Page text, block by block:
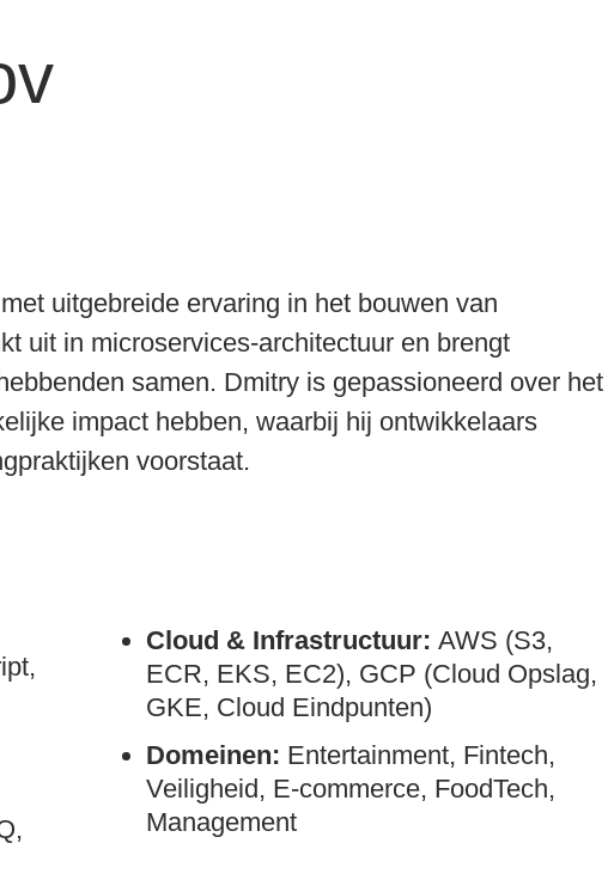
uitgebreide ervaring in het bouwen van
uit in microservices-architectuur en brengt
samen. Dmitry is gepassioneerd over het
impact hebben, waarbij hij ontwikkelaars
voorstaat.
Cloud & Infrastructuur: AWS (S3,
ECR, EKS, EC2), GCP (Cloud Opslag,
GKE, Cloud Eindpunten)
Domeinen: Entertainment, Fintech,
Veiligheid, E-commerce, FoodTech,
Management